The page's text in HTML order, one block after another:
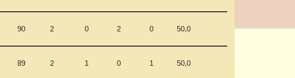
90 2 0 2 0 50,0
89 2 1 0 1 50,0